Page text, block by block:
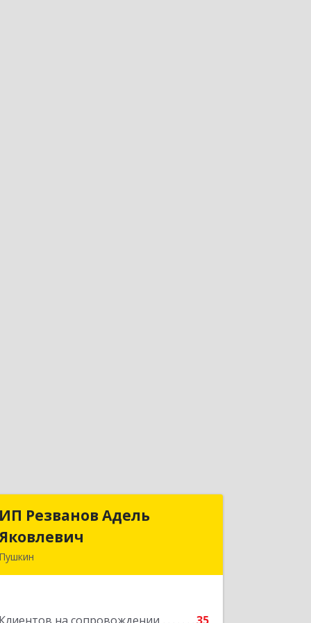
ИП Резванов Адель
Пушкин
ИП Резванов Адель